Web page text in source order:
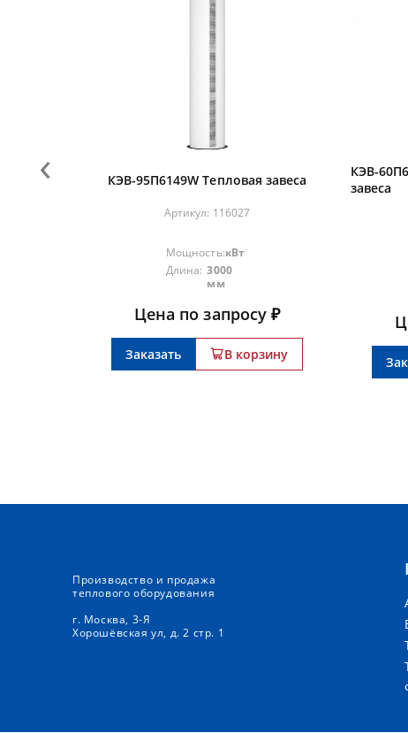
КЭВ-95П6149W Тепловая завеса
Артикул: 116027
Мощность:кВт
Длина: 3000
мм
Цена по запросу ₽
Заказать В корзину
КЭВ-
завеса
‹
Производство и продажа
теплового оборудования
г. Москва, 3-Я
Хорошёвская ул, д. 2 стр. 1